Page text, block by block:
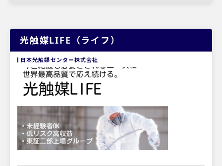
光触媒LIFE（ライフ）
日本光触媒センター株式会社